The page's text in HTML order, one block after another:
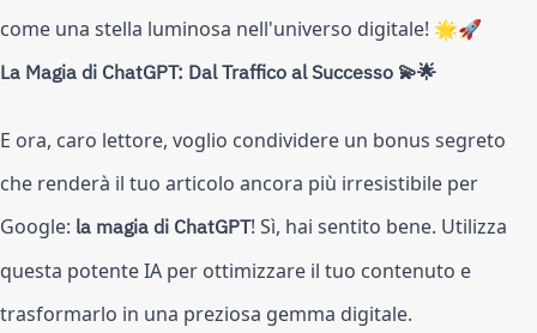
come una stella luminosa nell'universo digitale! 🌟🚀
La Magia di ChatGPT: Dal Traffico al Successo 💫🌟
E ora, caro lettore, voglio condividere un bonus segreto
che renderà il tuo articolo ancora più irresistibile per
Google: la magia di ChatGPT! Sì, hai sentito bene. Utilizza
questa potente IA per ottimizzare il tuo contenuto e
trasformarlo in una preziosa gemma digitale.